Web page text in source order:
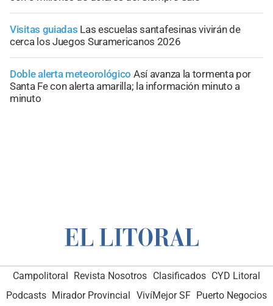
Visitas guiadas Las escuelas santafesinas vivirán de
cerca los Juegos Suramericanos 2026
Doble alerta meteorológico Así avanza la tormenta por
Santa Fe con alerta amarilla; la información minuto a
minuto
Campolitoral Revista Nosotros Clasificados CYD Litoral
Podcasts Mirador Provincial VivíMejor SF Puerto Negocios